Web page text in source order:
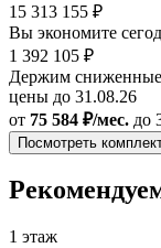
15 313 155 ₽
Вы экономите
1 392 105 ₽
Держим сниженные
цены до 31.08.26
от 75 584 ₽/мес. до
Посмотреть
1 этаж